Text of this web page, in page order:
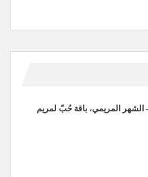
المريمي، باقة حُبّ لمريم